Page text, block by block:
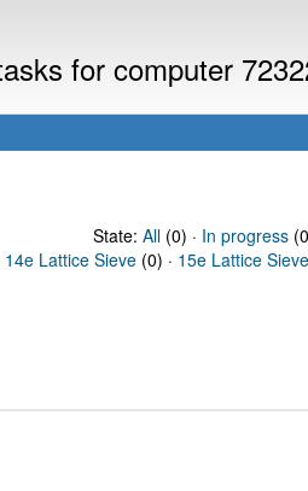
for computer
State: All(0) · In progress
14e Lattice Sieve (0) · 15e Lattice Sieve